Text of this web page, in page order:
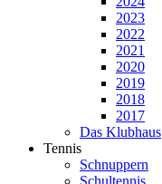
2023
2022
2021
2020
2019
2018
2017
Das Klubhaus
Tennis
Schnuppern
Schultennis